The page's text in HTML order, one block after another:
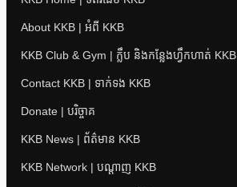
About KKB | អំពី KKB
KKB Club & Gym | ក្លឹប និងកន្លែងហ្វឹកហាត់ KKB
Contact KKB | ទាក់ទង KKB
Donate | បរិច្ចាគ
KKB News | ព័ត៌មាន KKB
KKB Network | បណ្តាញ KKB